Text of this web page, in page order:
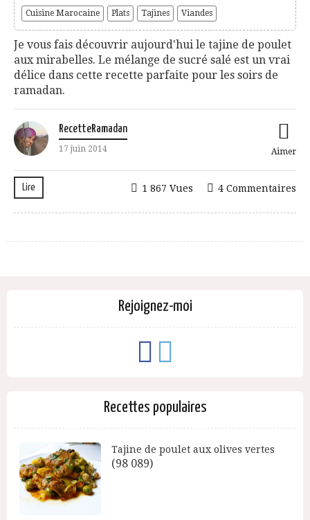
Cuisine Marocaine Plats Tajines Viandes
Je vous fais découvrir aujourd'hui le tajine de poulet
aux mirabelles. Le mélange de sucré salé est un vrai
délice dans cette recette parfaite pour les soirs de
ramadan.
RecetteRamadan
17 juin 2014 Aimer
Lire 4 Commentaires
1 867 Vues
Rejoignez-moi
Recettes populaires
Tajine de poulet aux olives vertes
(98 089)